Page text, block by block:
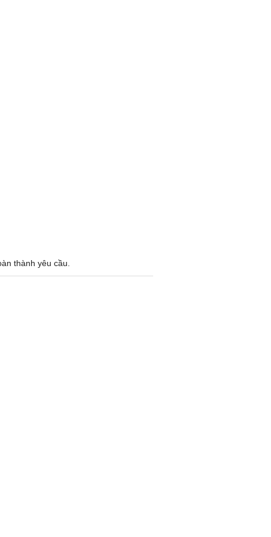
thành yêu cầu.